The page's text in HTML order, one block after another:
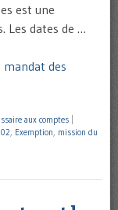
est une
Les dates de …
mandat des
aux comptes
, Exemption, mission du